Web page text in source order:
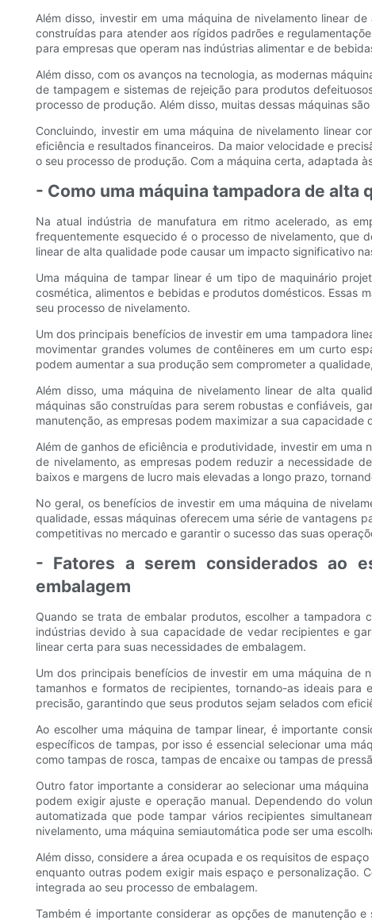
Além disso, investir em uma máquina de nivelamento linear
construídas para atender aos rígidos padrões e
para empresas que operam nas indústrias alimentar e de
Além disso, com os avanços na tecnologia, as modernas
de tampagem e sistemas de rejeição para produtos
processo de produção. Além disso, muitas dessas máquinas
Concluindo, investir em uma máquina de nivelamento linear
eficiência e resultados financeiros. Da maior velocidade e
o seu processo de produção. Com a máquina certa, adaptada
- Como uma máquina tampadora de
Na atual indústria de manufatura em ritmo acelerado, as
frequentemente esquecido é o processo de nivelamento, que
linear de alta qualidade pode causar um impacto significativo
Uma máquina de tampar linear é um tipo de maquinário
cosmética, alimentos e bebidas e produtos domésticos. Essas
seu processo de nivelamento.
Um dos principais benefícios de investir em uma tampadora
movimentar grandes volumes de contêineres em um curto
podem aumentar a sua produção sem comprometer a
Além disso, uma máquina de nivelamento linear de alta
máquinas são construídas para serem robustas e confiáveis,
manutenção, as empresas podem maximizar a sua
Além de ganhos de eficiência e produtividade, investir em uma
de nivelamento, as empresas podem reduzir a necessidade
baixos e margens de lucro mais elevadas a longo prazo,
No geral, os benefícios de investir em uma máquina de
qualidade, essas máquinas oferecem uma série de vantagens
competitivas no mercado e garantir o sucesso das suas
- Fatores a serem considerados ao
embalagem
Quando se trata de embalar produtos, escolher a tampadora
indústrias devido à sua capacidade de vedar recipientes e
linear certa para suas necessidades de embalagem.
Um dos principais benefícios de investir em uma máquina de
tamanhos e formatos de recipientes, tornando-as ideais para
precisão, garantindo que seus produtos sejam selados com
Ao escolher uma máquina de tampar linear, é importante
específicos de tampas, por isso é essencial selecionar uma
como tampas de rosca, tampas de encaixe ou tampas de
Outro fator importante a considerar ao selecionar uma
podem exigir ajuste e operação manual. Dependendo do
automatizada que pode tampar vários recipientes
nivelamento, uma máquina semiautomática pode ser uma
Além disso, considere a área ocupada e os requisitos de
enquanto outras podem exigir mais espaço e personalização.
integrada ao seu processo de embalagem.
Também é importante considerar as opções de manutenção